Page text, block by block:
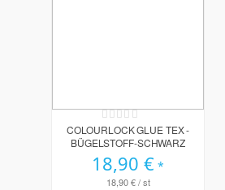
Rating:
0%
COLOURLOCK GLUE TEX -
BÜGELSTOFF-SCHWARZ
18,90 €
18,90 €/ st